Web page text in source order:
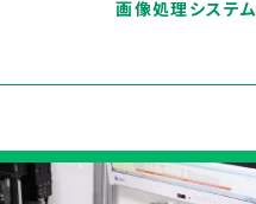
画像処理システム